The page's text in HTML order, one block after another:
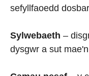
sefyllfaoedd
Sylwebaeth –
dysgwr a sut